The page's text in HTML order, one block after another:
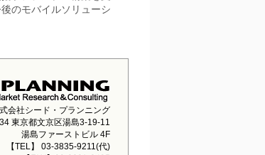
のモバイルソリューシ
会社シード・プランニング
東京都文京区湯島3-19-11
湯島ファーストビル 4F
【TEL】 03-3835-9211(代)